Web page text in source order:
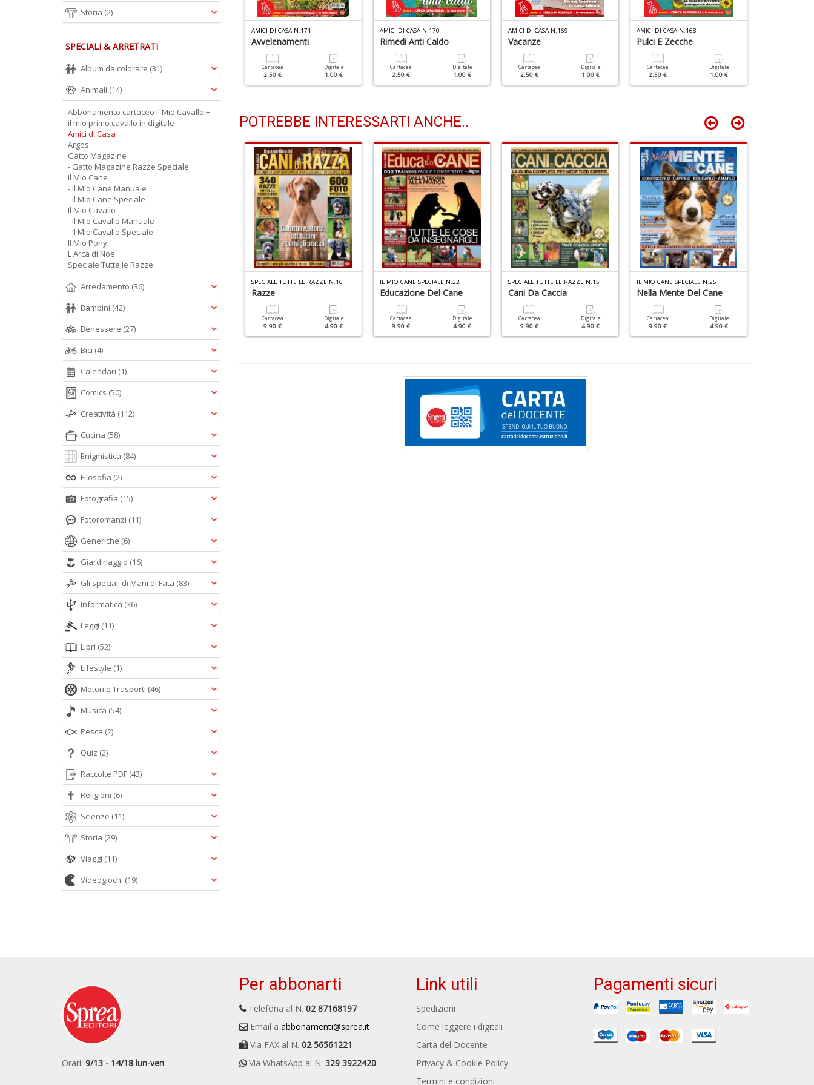
Di Vacanze
Digitale
1.00 €
Serenità In Casa?
Cartacea
1.50 €
Digitale
AMICI DI CASA N.171
Avvelenamenti
Cartacea
2.50 €
Digitale
1.00 €
AMICI DI CASA N.170
Rimedi Anti Caldo
Cartacea
2.50 €
Digitale
1.00 €
AMICI DI CASA N.169
Vacanze
Cartacea
2.50 €
Digitale
1.00 €
AMICI DI CASA N.168
Pulci E Zecche
Cartacea
2.50 €
Digitale
1.00 €
POTREBBE INTERESSARTI ANCHE..
CANE SPECIALE N.27
Dalla A Alla Z
Digitale
4.90 €
Linguaggio Del Cane
Cartacea
9.90 €
Digitale
4.90 €
SPECIALE TUTTE LE RAZZE N.16
Razze
Cartacea
9.90 €
Digitale
4.90 €
IL MIO CANE SPECIALE N.22
Educazione Del Cane
Cartacea
9.90 €
Digitale
4.90 €
SPECIALE TUTTE LE RAZZE N.15
Cani Da Caccia
Cartacea
9.90 €
Digitale
4.90 €
IL MIO CANE SPECIALE N.25
Nella Mente Del Cane
Cartacea
9.90 €
Digitale
4.90 €
Storia (2)
SPECIALI & ARRETRATI
Album da colorare (31)
Animali (14)
Abbonamento cartaceo Il Mio Cavallo +
il mio primo cavallo in digitale
Amici di Casa
Argos
Gatto Magazine
- Gatto Magazine Razze Speciale
Il Mio Cane
- Il Mio Cane Manuale
- Il Mio Cane Speciale
Il Mio Cavallo
- Il Mio Cavallo Manuale
- Il Mio Cavallo Speciale
Il Mio Pony
L Arca di Noe
Speciale Tutte le Razze
Arredamento (36)
Bambini (42)
Benessere (27)
Bici (4)
Calendari (1)
Comics (50)
Creatività (112)
Cucina (58)
Enigmistica (84)
Filosofia (2)
Fotografia (15)
Fotoromanzi (11)
Generiche (6)
Giardinaggio (16)
Gli speciali di Mani di Fata (83)
Informatica (36)
Leggi (11)
Libri (52)
Lifestyle (1)
Motori e Trasporti (46)
Musica (54)
Pesca (2)
Quiz (2)
Raccolte PDF (43)
Religioni (6)
Scienze (11)
Storia (29)
Viaggi (11)
Videogiochi (19)
Orari: 9/13 - 14/18 lun-ven
Per abbonarti
Telefona al N. 02 87168197
Email a abbonamenti@sprea.it
Via FAX al N. 02 56561221
Via WhatsApp al N. 329 3922420
Link utili
Spedizioni
Come leggere i digitali
Carta del Docente
Privacy & Cookie Policy
Termini e condizioni
Pagamenti sicuri